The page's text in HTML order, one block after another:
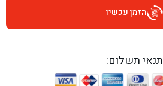
הזמן עכשיו
תנאי תשלום: